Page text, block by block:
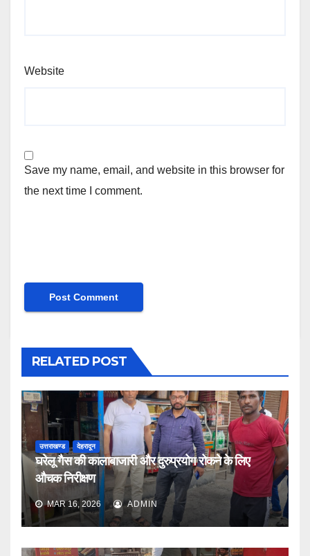
Website
Save my name, email, and website in this browser for
the next time I comment.
RELATED POST
उत्तराखण्ड देहरादून
घरेलू गैस की कालाबाजारी और दुरुप्रयोग रोकने के लिए
औचक निरीक्षण
MAR 16, 2026 ADMIN